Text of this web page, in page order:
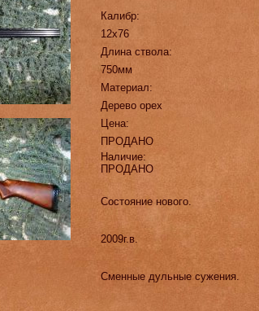
Калибр:
12х76
Длина ствола:
750мм
Материал:
Дерево орех
Цена:
ПРОДАНО
Наличие:
ПРОДАНО
Состояние нового.
2009г.в.
Сменные дульные сужения.